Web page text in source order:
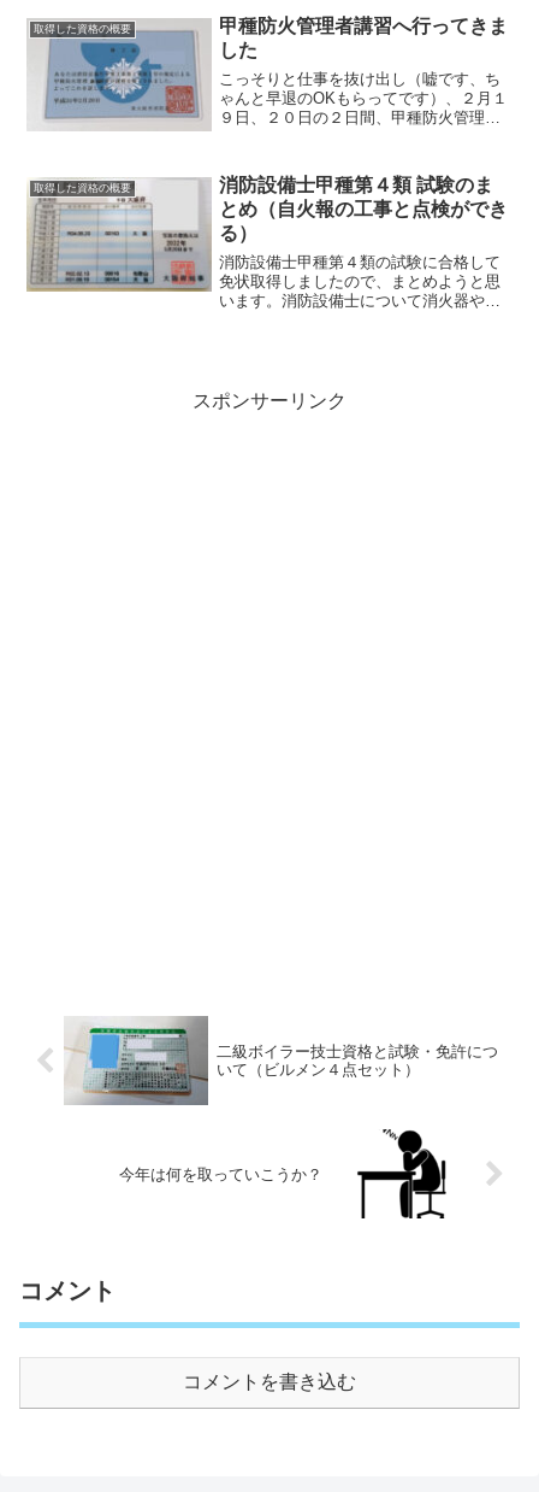
陸上特殊無線技士について陸上の無線局
の空中線電力500W以...
取得した資格の概要
甲種防火管理者講習へ行ってきま
した
こっそりと仕事を抜け出し（嘘です、ち
ゃんと早退のOKもらってです）、２月１
９日、２０日の２日間、甲種防火管理者
資格で、防火対象物の管理権原者から選
任された、その防火対象...
取得した資格の概要
消防設備士甲種第４類 試験のま
とめ（自火報の工事と点検ができ
る）
消防設備士甲種第４類の試験に合格して
免状取得しましたので、まとめようと思
います。消防設備士について消火器やス
スポンサーリンク
二級ボイラー技士資格と試験・免許につ
いて（ビルメン４点セット）
今年は何を取っていこうか？
コメント
コメントを書き込む